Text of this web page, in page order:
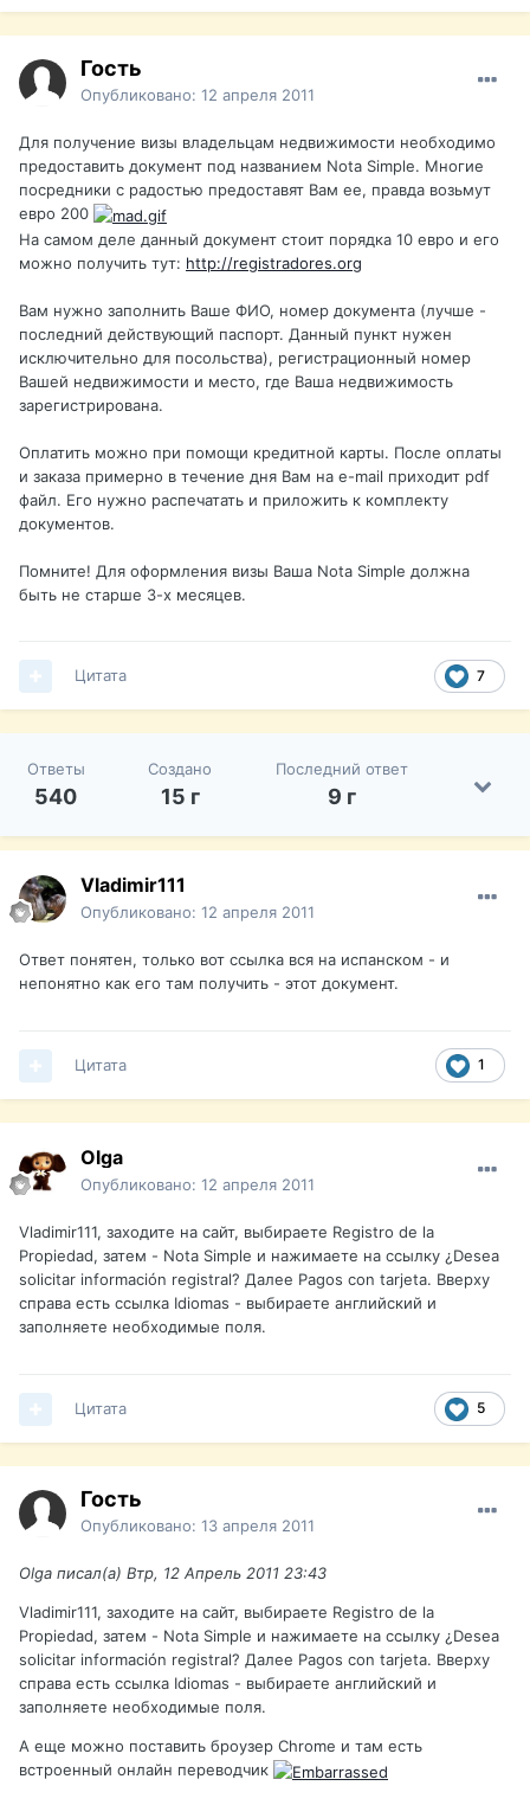
Гость
Опубликовано: 12 апреля 2011
Для получение визы владельцам недвижимости необходимо
предоставить документ под названием Nota Simple. Многие
посредники с радостью предоставят Вам ее, правда возьмут
евро 200
На самом деле данный документ стоит порядка 10 евро и его
можно получить тут: http://registradores.org
Вам нужно заполнить Ваше ФИО, номер документа (лучше -
последний действующий паспорт. Данный пункт нужен
исключительно для посольства), регистрационный номер
Вашей недвижимости и место, где Ваша недвижимость
зарегистрирована.
Оплатить можно при помощи кредитной карты. После оплаты
и заказа примерно в течение дня Вам на e-mail приходит pdf
файл. Его нужно распечатать и приложить к комплекту
документов.
Помните! Для оформления визы Ваша Nota Simple должна
быть не старше 3-х месяцев.
7
Цитата
Ответы
540
Создано
15 г
Последний ответ
9 г
Vladimir111
Опубликовано: 12 апреля 2011
Ответ понятен, только вот ссылка вся на испанском - и
непонятно как его там получить - этот документ.
1
Цитата
Olga
Опубликовано: 12 апреля 2011
Vladimir111, заходите на сайт, выбираете Registro de la
Propiedad, затем - Nota Simple и нажимаете на ссылку ¿Desea
solicitar información registral? Далее Pagos con tarjeta. Вверху
справа есть ссылка Idiomas - выбираете английский и
заполняете необходимые поля.
5
Цитата
Гость
Опубликовано: 13 апреля 2011
Olga писал(а) Втр, 12 Апрель 2011 23:43
Vladimir111, заходите на сайт, выбираете Registro de la
Propiedad, затем - Nota Simple и нажимаете на ссылку ¿Desea
solicitar información registral? Далее Pagos con tarjeta. Вверху
справа есть ссылка Idiomas - выбираете английский и
заполняете необходимые поля.
А еще можно поставить броузер Chrome и там есть
встроенный онлайн переводчик